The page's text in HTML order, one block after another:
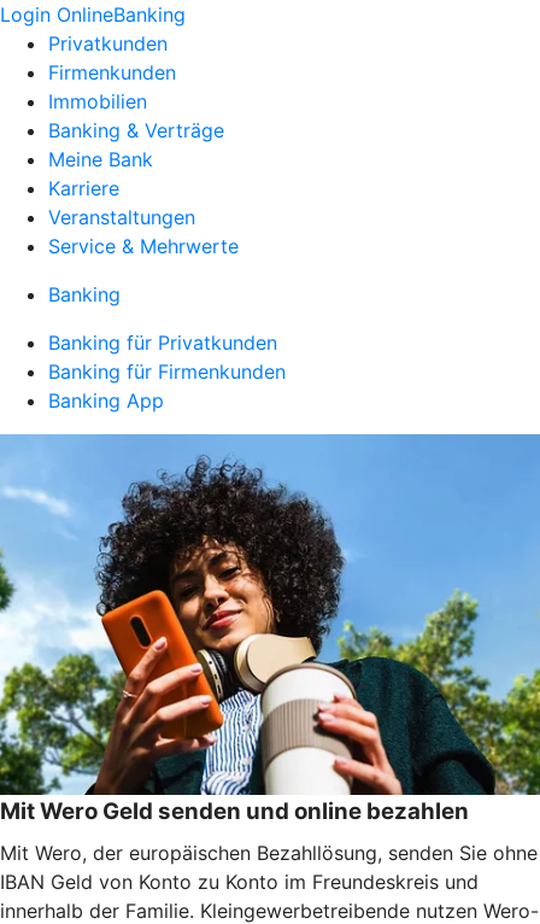
Login OnlineBanking
Privatkunden
Firmenkunden
Immobilien
Banking & Verträge
Meine Bank
Karriere
Veranstaltungen
Service & Mehrwerte
Banking
Banking für Privatkunden
Banking für Firmenkunden
Banking App
Mit Wero Geld senden und online bezahlen
Mit Wero, der europäischen Bezahllösung, senden Sie ohne
IBAN Geld von Konto zu Konto im Freundeskreis und
innerhalb der Familie. Kleingewerbetreibende nutzen Wero-